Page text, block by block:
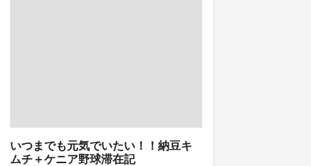
いつまでも元気でいたい！！納豆キ
ムチ＋ケニア野球滞在記